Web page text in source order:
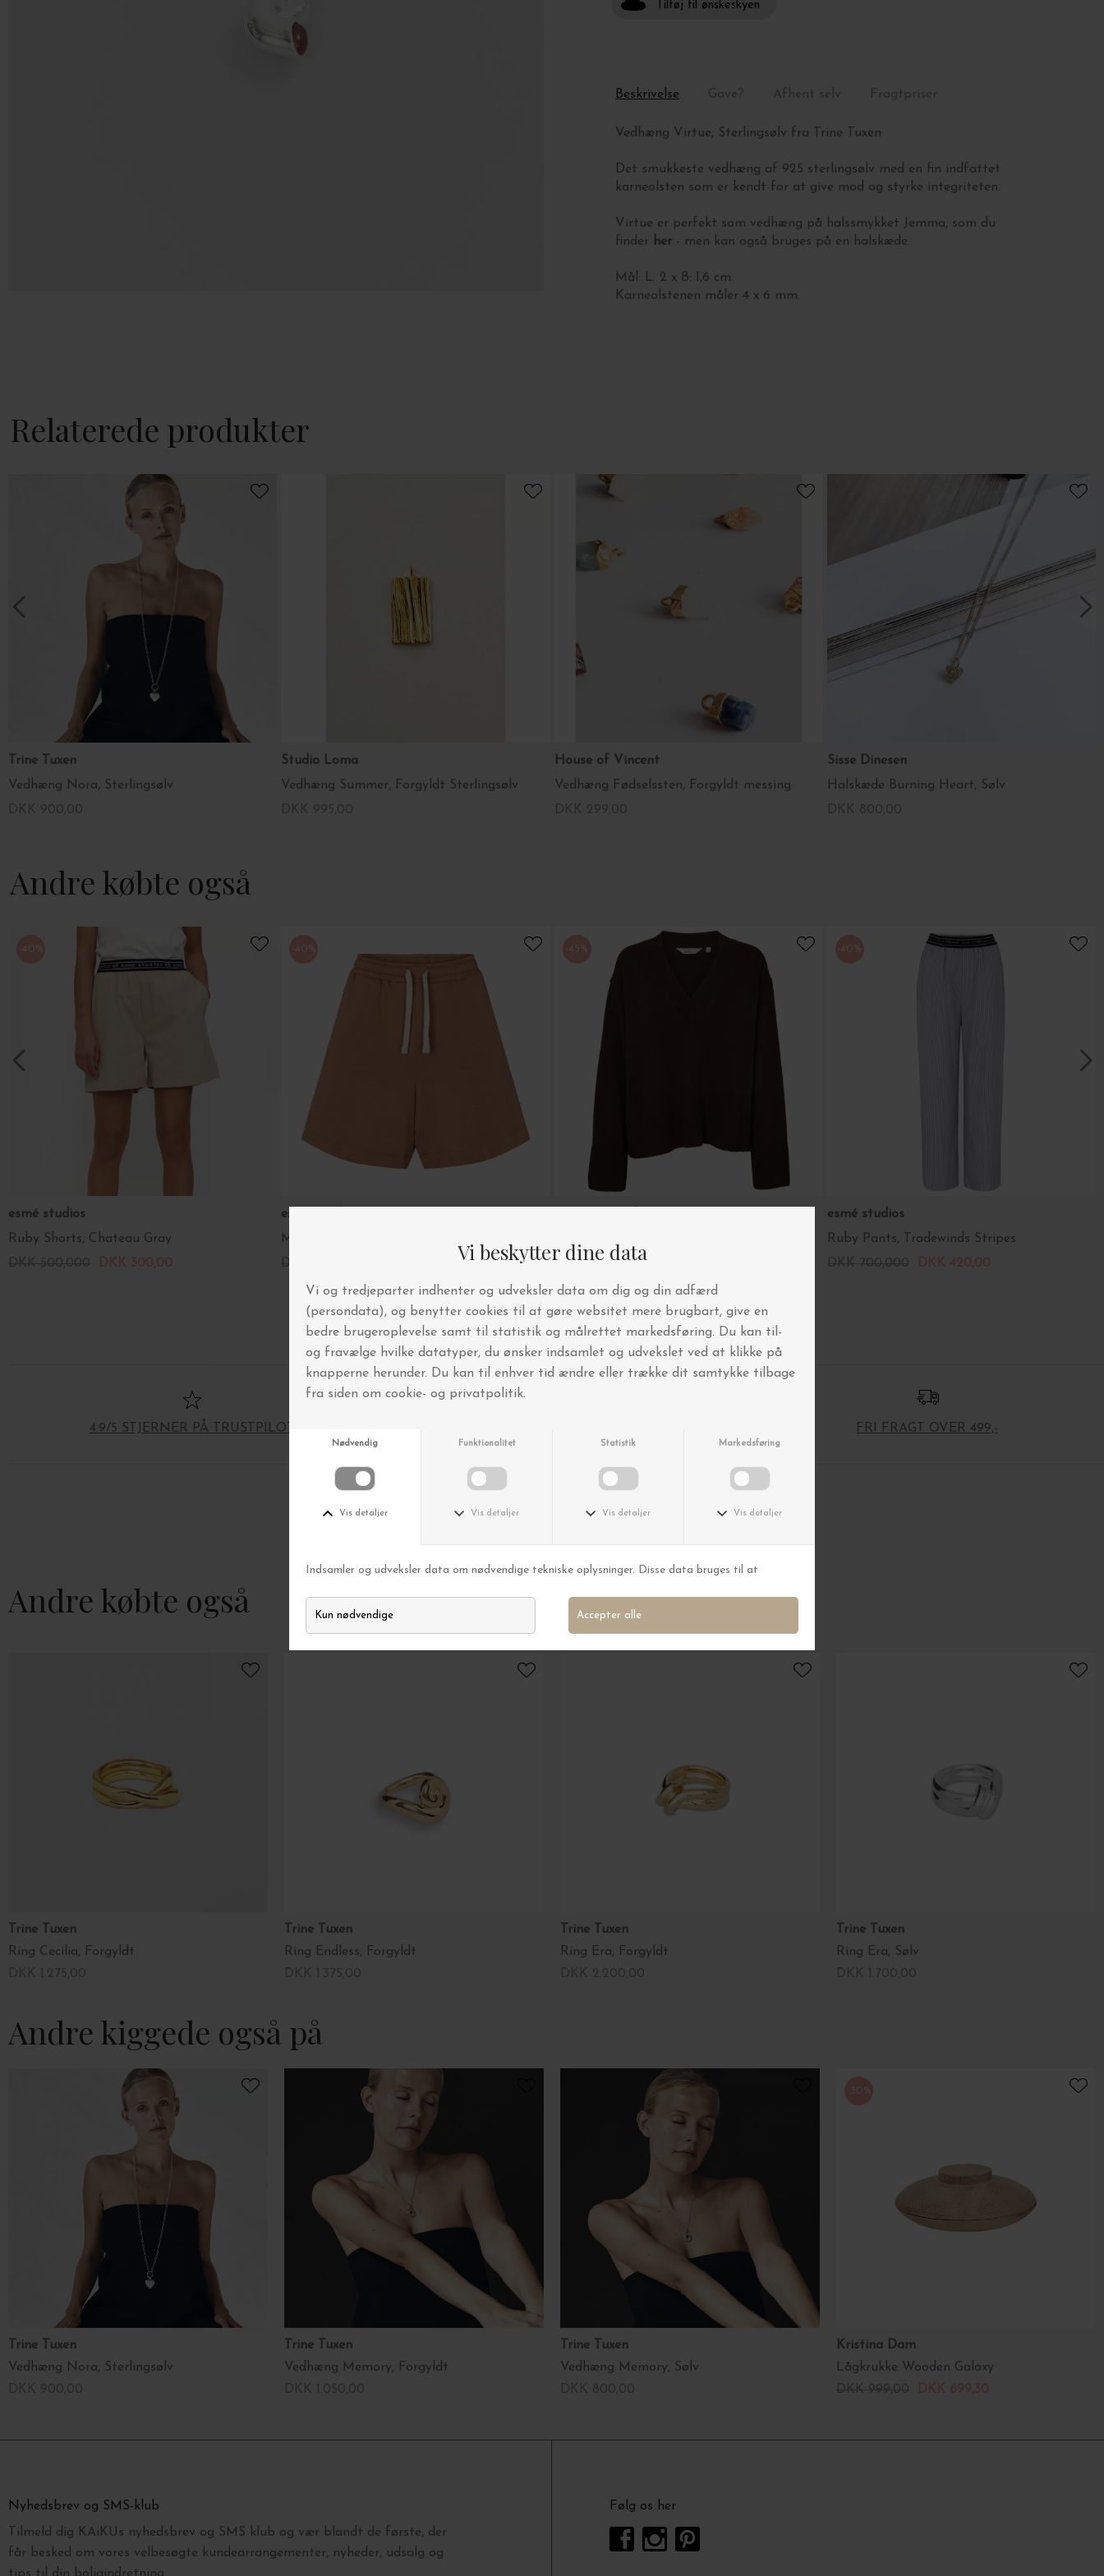
Tilføj til ønskeskyen
Beskrivelse
Vedhæng Virtue, Sterlingsølv fra Trine Tuxen
Det smukkeste vedhæng af 925 sterlingsølv med en fin indfattet
karneolsten som er kendt for at give mod og styrke integriteten.
Virtue er perfekt som vedhæng på halssmykket Jemma, som du
finder
her - men kan også bruges på en halskæde.
Mål: L: 2 x B: 1,6 cm.
Karneolstenen måler 4 x 6 mm.
Relaterede produkter
Trine Tuxen
Vedhæng Nora, Sterlingsølv
Studio Loma
Vedhæng Summer, Forgyldt Sterlingsølv
House of Vincent
Vedhæng Fødselssten, Forgyldt messing
Sisse Dinesen
Halskæde Burning Heart, Sølv
Andre købte også
-40%
esmé studios
Ruby Shorts, Chateau Gray
-40%
esmé studios
May Shorts, Burro
-45%
DKK 1.199,000
DKK 659,45
-40%
esmé studios
Ruby Pants, Tradewinds Stripes
4.9/5 STJERNER PÅ TRUSTPILOT FRI FRAGT OVER 499,-
Andre købte også
Trine Tuxen
Ring Cecilia, Forgyldt
Trine Tuxen
Ring Endless, Forgyldt
Trine Tuxen
Ring Era, Forgyldt
Trine Tuxen
Ring Era, Sølv
Andre kiggede også på
Trine Tuxen
Vedhæng Nora, Sterlingsølv
Trine Tuxen
Vedhæng Memory, Forgyldt
Trine Tuxen
Vedhæng Memory, Sølv
-30%
Kristina Dam
Lågkrukke Wooden Galaxy
Nyhedsbrev og SMS-klub
Tilmeld dig KAiKUs nyhedsbrev og SMS klub og vær blandt de første, der
får besked om vores velbesøgte kundearrangementer, nyheder, udsalg og
tips til din boligindretning.
Følg os her